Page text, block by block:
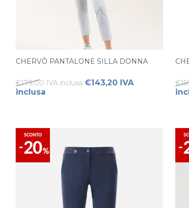
CHERVÒ PANTALONE SILLA DONNA
€179,00 IVA inclusa €143,20 IVA
inclusa